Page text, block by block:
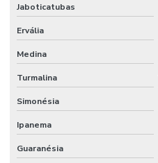
Jaboticatubas
Ervália
Medina
Turmalina
Simonésia
Ipanema
Guaranésia